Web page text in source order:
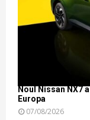
Noul Nissan NX7
Europa
07/08/2026